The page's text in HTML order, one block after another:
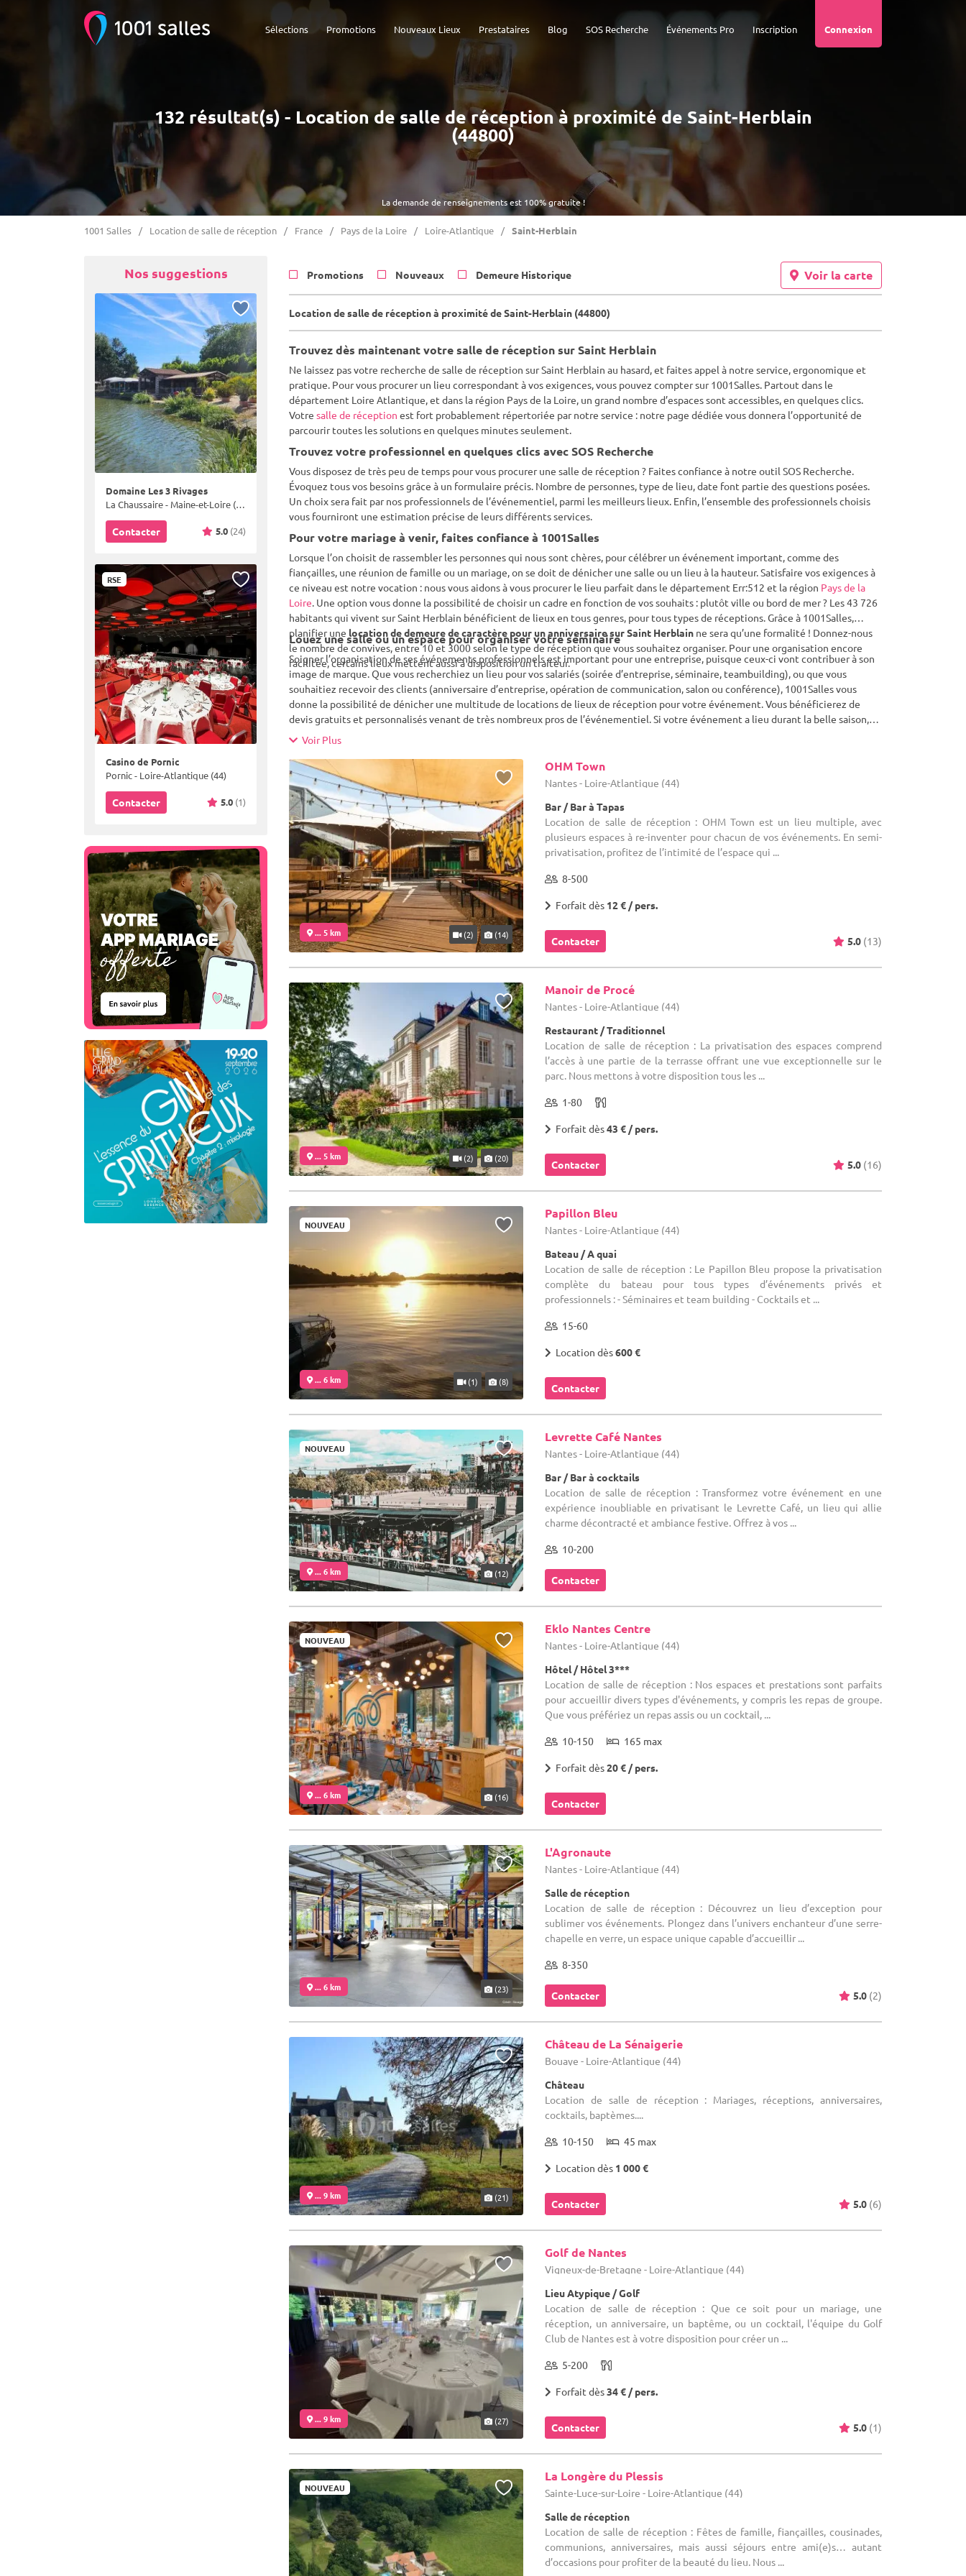
Connexion
Inscription
Événements Pro
SOS Recherche
Blog
Prestataires
Nouveaux Lieux
Promotions
Sélections
La demande de renseignements est 100% gratuite !
132 résultat(s) - Location de salle de réception à proximité de Saint-Herblain
(44800)
1001 Salles Location de salle de réception France Pays de la Loire Loire-Atlantique Saint-Herblain
Nos suggestions
Domaine Les 3 Rivages
La Chaussaire - Maine-et-Loire (49)
Contacter 5.0 (24)
RSE
Casino de Pornic
Pornic - Loire-Atlantique (44)
Contacter 5.0 (1)
Promotions Nouveaux Demeure Historique Voir la carte
Location de salle de réception à proximité de Saint-Herblain (44800)
Trouvez dès maintenant votre salle de réception sur Saint Herblain
Ne laissez pas votre recherche de salle de réception sur Saint Herblain au hasard, et faites appel à notre service, ergonomique et
pratique. Pour vous procurer un lieu correspondant à vos exigences, vous pouvez compter sur 1001Salles. Partout dans le
département Loire Atlantique, et dans la région Pays de la Loire, un grand nombre d’espaces sont accessibles, en quelques clics.
Votre salle de réception est fort probablement répertoriée par notre service : notre page dédiée vous donnera l’opportunité de
parcourir toutes les solutions en quelques minutes seulement.
Trouvez votre professionnel en quelques clics avec SOS Recherche
Vous disposez de très peu de temps pour vous procurer une salle de réception ? Faites confiance à notre outil SOS Recherche.
Évoquez tous vos besoins grâce à un formulaire précis. Nombre de personnes, type de lieu, date font partie des questions posées.
Un choix sera fait par nos professionnels de l’événementiel, parmi les meilleurs lieux. Enfin, l’ensemble des professionnels choisis
vous fourniront une estimation précise de leurs différents services.
Pour votre mariage à venir, faites confiance à 1001Salles
Lorsque l’on choisit de rassembler les personnes qui nous sont chères, pour célébrer un événement important, comme des
fiançailles, une réunion de famille ou un mariage, on se doit de dénicher une salle ou un lieu à la hauteur. Satisfaire vos exigences à
ce niveau est notre vocation : nous vous aidons à vous procurer le lieu parfait dans le département Err:512 et la région Pays de la
Loire. Une option vous donne la possibilité de choisir un cadre en fonction de vos souhaits : plutôt ville ou bord de mer ? Les 43 726
habitants qui vivent sur Saint Herblain bénéficient de lieux en tous genres, pour tous types de réceptions. Grâce à 1001Salles,
planifier une location de demeure de caractère pour un anniversaire sur Saint Herblain ne sera qu’une formalité ! Donnez-nous
le nombre de convives, entre 10 et 3000 selon le type de réception que vous souhaitez organiser. Pour une organisation encore
facilitée, certains lieux mettent aussi à disposition un traiteur.
Louez une salle ou un espace pour organiser votre séminaire
Soigner l’organisation de ses événements professionnels est important pour une entreprise, puisque ceux-ci vont contribuer à son
image de marque. Que vous recherchiez un lieu pour vos salariés (soirée d’entreprise, séminaire, teambuilding), ou que vous
souhaitiez recevoir des clients (anniversaire d’entreprise, opération de communication, salon ou conférence), 1001Salles vous
donne la possibilité de dénicher une multitude de locations de lieux de réception pour votre événement. Vous bénéficierez de
devis gratuits et personnalisés venant de très nombreux pros de l’événementiel. Si votre événement a lieu durant la belle saison,
pourquoi ne pas opter pour une location de salle avec jardin ? Il vous sera possible de bénéficier d’une offre clé en main très
nombreuses opportunités sont à votre disposition.
Voir Plus
... 5 km (2) (14)
OHM Town
Nantes - Loire-Atlantique (44)
Bar / Bar à Tapas
Location de salle de réception : OHM Town est un lieu multiple, avec
plusieurs espaces à re-inventer pour chacun de vos événements. En semi-
privatisation, profitez de l’intimité de l’espace qui ...
8-500
Forfait dès 12 € / pers.
Contacter 5.0 (13)
... 5 km (2) (20)
Manoir de Procé
Nantes - Loire-Atlantique (44)
Restaurant / Traditionnel
Location de salle de réception : La privatisation des espaces comprend
l’accès à une partie de la terrasse offrant une vue exceptionnelle sur le
parc. Nous mettons à votre disposition tous les ...
1-80
Forfait dès43 € / pers.
Contacter 5.0 (16)
NOUVEAU
... 6 km (1) (8)
Papillon Bleu
Nantes - Loire-Atlantique (44)
Bateau / A quai
Location de salle de réception : Le Papillon Bleu propose la privatisation
complète du bateau pour tous types d’événements privés et
professionnels : - Séminaires et team building - Cocktails et ...
15-60
Location dès600 €
Contacter
NOUVEAU
... 6 km (12)
Levrette Café Nantes
Nantes - Loire-Atlantique (44)
Bar / Bar à cocktails
Location de salle de réception : Transformez votre événement en une
expérience inoubliable en privatisant le Levrette Café, un lieu qui allie
charme décontracté et ambiance festive. Offrez à vos ...
10-200
Contacter
NOUVEAU
... 6 km (16)
Eklo Nantes Centre
Nantes - Loire-Atlantique (44)
Hôtel / Hôtel 3***
Location de salle de réception : Nos espaces et prestations sont parfaits
pour accueillir divers types d'événements, y compris les repas de groupe.
Que vous préfériez un repas assis ou un cocktail, ...
10-150 165 max
Forfait dès20 € / pers.
Contacter
... 6 km (23)
L'Agronaute
Nantes - Loire-Atlantique (44)
Salle de réception
Location de salle de réception : Découvrez un lieu d’exception pour
sublimer vos événements. Plongez dans l’univers enchanteur d’une serre-
chapelle en verre, un espace unique capable d’accueillir ...
8-350
Contacter 5.0 (2)
... 9 km (21)
Château de La Sénaigerie
Bouaye - Loire-Atlantique (44)
Château
Location de salle de réception : Mariages, réceptions, anniversaires,
cocktails, baptèmes....
10-150 45 max
Location dès 1 000 €
Contacter 5.0 (6)
... 9 km (27)
Golf de Nantes
Vigneux-de-Bretagne - Loire-Atlantique (44)
Lieu Atypique / Golf
Location de salle de réception : Que ce soit pour un mariage, une
réception, un anniversaire, un baptême, ou un cocktail, l'équipe du Golf
Club de Nantes est à votre disposition pour créer un ...
5-200
Forfait dès34 € / pers.
Contacter 5.0 (1)
NOUVEAU
La Longère du Plessis
Sainte-Luce-sur-Loire - Loire-Atlantique (44)
Salle de réception
Location de salle de réception : Fêtes de famille, fiançailles, cousinades,
communions, anniversaires, mais aussi séjours entre ami(e)s… autant
d’occasions pour profiter de la beauté du lieu. Nous ...